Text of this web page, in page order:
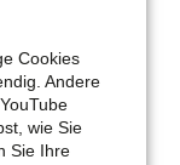
Cookies
Andere
wie Sie
Sie Ihre